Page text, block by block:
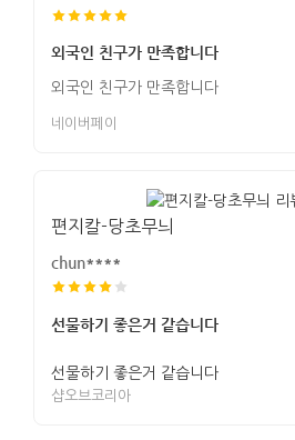
외국인 친구가 만족합니다
외국인 친구가 만족합니다
네이버페이
편지칼-당초무늬
chun****
선물하기 좋은거 같습니다
선물하기 좋은거 같습니다
샵오브코리아